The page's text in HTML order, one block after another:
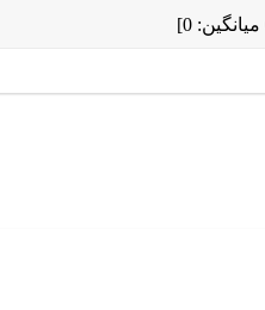
میانگین:0
]